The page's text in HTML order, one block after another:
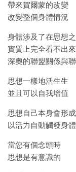
帶來賀爾蒙的改變
改變整個身體情況
身體涉及了在思想
實質上完全看不出
深奧的聯盟關係與
思想一樣地活生生
並且可以自我增值
思想自己本身會形
以活力自動觸發身
當您有個念頭時
思想是有意識的